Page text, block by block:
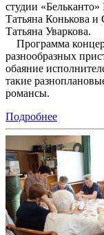
студии «Бельканто»
Татьяна Конькова и
Татьяна Уваркова.
Программа
разнообразных
обаяние
такие
Подробнее